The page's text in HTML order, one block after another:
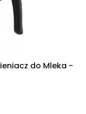
do Mleka -